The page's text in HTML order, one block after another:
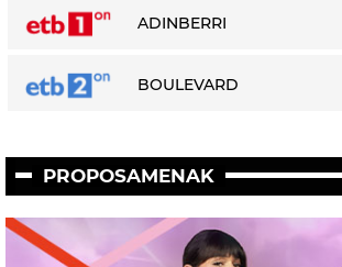
ADINBERRI
BOULEVARD
PROPOSAMENAK